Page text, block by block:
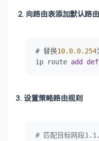
2. 向路由表添加默认路由
# 替换10.0.0.254
ip route add
3. ​设置策略路由规则
# 匹配目标网段